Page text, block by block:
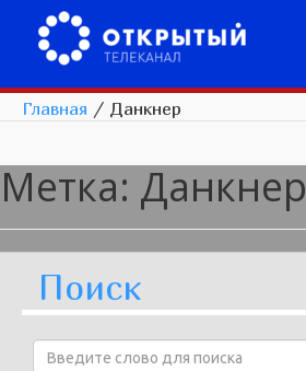
Главная / Данкнер
Метка: Данкнер
Поиск